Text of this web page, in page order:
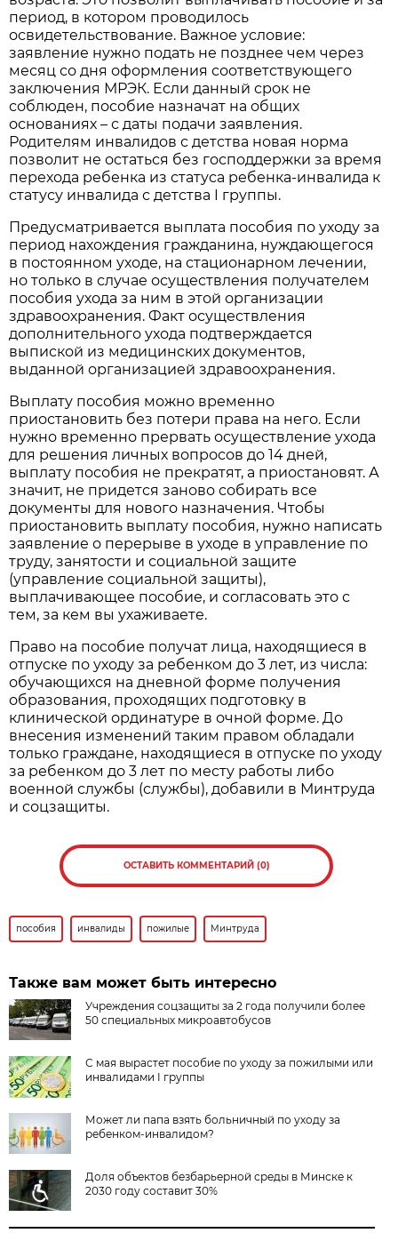
период, в котором проводилось
освидетельствование. Важное условие:
заявление нужно подать не позднее чем через
месяц со дня оформления соответствующего
заключения МРЭК. Если данный срок не
соблюден, пособие назначат на общих
основаниях – с даты подачи заявления.
Родителям инвалидов с детства новая норма
позволит не остаться без господдержки за время
перехода ребенка из статуса ребенка-инвалида к
статусу инвалида с детства I группы.
Предусматривается выплата пособия по уходу за
период нахождения гражданина, нуждающегося
в постоянном уходе, на стационарном лечении,
но только в случае осуществления получателем
пособия ухода за ним в этой организации
здравоохранения. Факт осуществления
дополнительного ухода подтверждается
выпиской из медицинских документов,
выданной организацией здравоохранения.
Выплату пособия можно временно
приостановить без потери права на него. Если
нужно временно прервать осуществление ухода
для решения личных вопросов до 14 дней,
выплату пособия не прекратят, а приостановят. А
значит, не придется заново собирать все
документы для нового назначения. Чтобы
приостановить выплату пособия, нужно написать
заявление о перерыве в уходе в управление по
труду, занятости и социальной защите
(управление социальной защиты),
выплачивающее пособие, и согласовать это с
тем, за кем вы ухаживаете.
Право на пособие получат лица, находящиеся в
отпуске по уходу за ребенком до 3 лет, из числа:
обучающихся на дневной форме получения
образования, проходящих подготовку в
клинической ординатуре в очной форме. До
внесения изменений таким правом обладали
только граждане, находящиеся в отпуске по уходу
за ребенком до 3 лет по месту работы либо
военной службы (службы), добавили в Минтруда
и соцзащиты.
ОСТАВИТЬ КОММЕНТАРИЙ (0)
пособия инвалиды пожилые Минтруда
Также вам может быть интересно
Учреждения соцзащиты за 2 года получили более
50 специальных микроавтобусов
С мая вырастет пособие по уходу за пожилыми или
инвалидами I группы
Может ли папа взять больничный по уходу за
ребенком-инвалидом?
Доля объектов безбарьерной среды в Минске к
2030 году составит 30%